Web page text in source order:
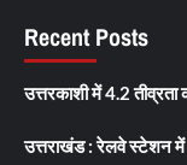
Recent Posts
उत्तरकाशी में 4.2
उत्तराखंड : रेलवे स्टेशन में